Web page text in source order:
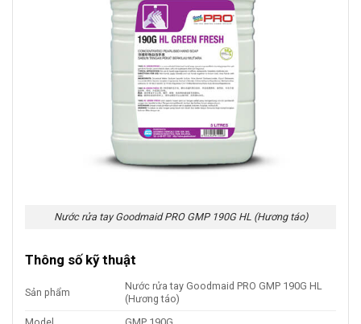
Nước rửa tay Goodmaid PRO GMP 190G HL (Hương táo)
Thông số kỹ thuật
Sản phẩm
Nước rửa tay Goodmaid PRO GMP 190G HL
(Hương táo)